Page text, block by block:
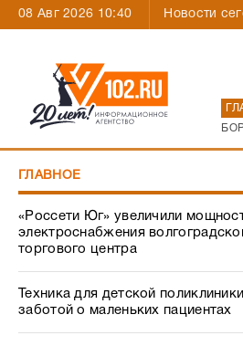
08 Авг 2026 10:40 Новости
ГЛАВНОЕ
«Россети Юг» увеличили
электроснабжения
торгового центра
Техника для детской
заботой о маленьких пациентах